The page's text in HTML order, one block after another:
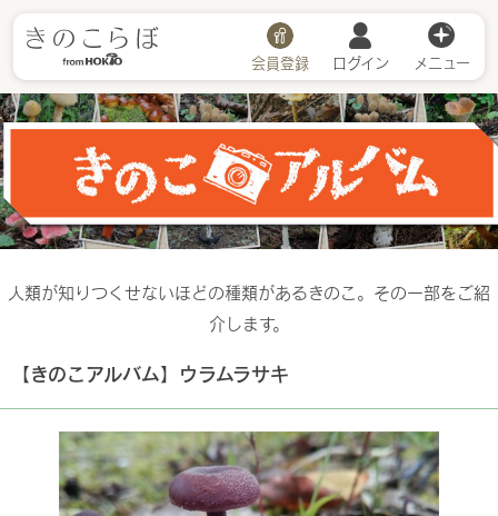
会員登録 ログイン メニュー
きのこアルバム
人類が知りつくせないほどの種類があるきのこ。その一部をご紹
介します。
【きのこアルバム】ウラムラサキ